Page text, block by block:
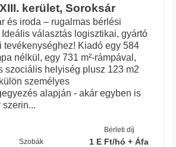
kerület, Soroksár
és iroda – rugalmas bérlési
Ideális választás logisztikai, gyártó
tevékenységhez! Kiadó egy 584
nélkül, egy 731 m²-rámpával,
szociális helyiség plusz 123 m2
személyes
alapján - akár egyben is
szerin...
Szobák
Bérleti díj
1 E Ft/hó + Áfa